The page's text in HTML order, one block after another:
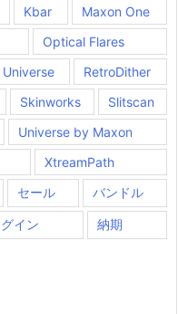
Kbar
Maxon One
Optical Flares
RetroDither
Skinworks
Slitscan
Universe by Maxon
XtreamPath
セール バンドル
イン 納期